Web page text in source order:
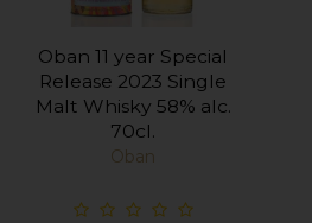
Oban 11 year Special
Release 2023 Single
Malt Whisky 58% alc.
70cl.
Oban